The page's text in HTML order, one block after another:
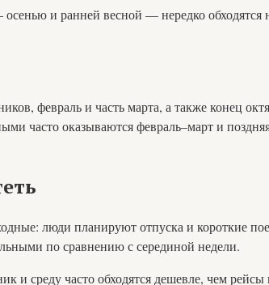
и ранней весной — нередко обходятся
февраль и часть марта, а также конец
часто оказываются февраль–март и
люди планируют отпуска и короткие
по сравнению с серединой недели.
и среду часто обходятся дешевле, чем